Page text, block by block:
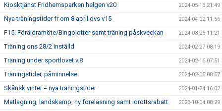
Kiosktjänst Fridhemsparken helgen v20 2024-05-13 21:49
Nya träningstider fr om 8 april dvs v15 2024-04-02 11:56
F15. Föräldramöte/Bingolotter samt träning påskveckan 2024-03-25 11:21
Träning ons 28/2 inställd 2024-02-27 08:19
Träning under sportlovet v.8 2024-02-16 07:51
Träningstider, påminnelse 2024-02-05 08:57
Skånsk vinter = nya träningstider 2024-01-24 16:02
Matlagning, landskamp, ny föreläsning samt idrottsrabatt 2023-10-04 08:29